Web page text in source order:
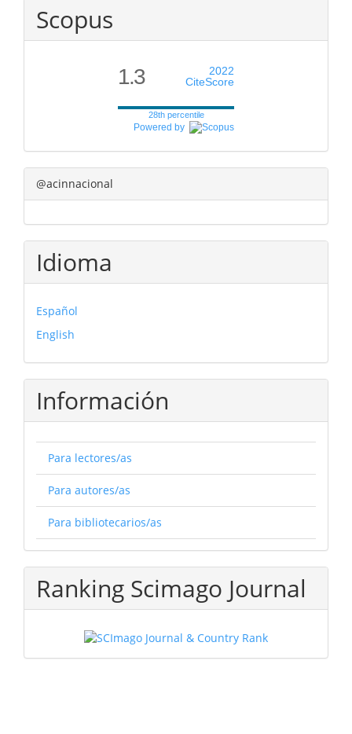
Scopus
1.3
2022
CiteScore
28th percentile
Powered by
@acinnacional
Idioma
Español
English
Información
Para lectores/as
Para autores/as
Para bibliotecarios/as
Ranking Scimago Journal